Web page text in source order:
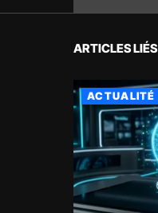
ARTICLES LIÉS
ACTUALITÉ